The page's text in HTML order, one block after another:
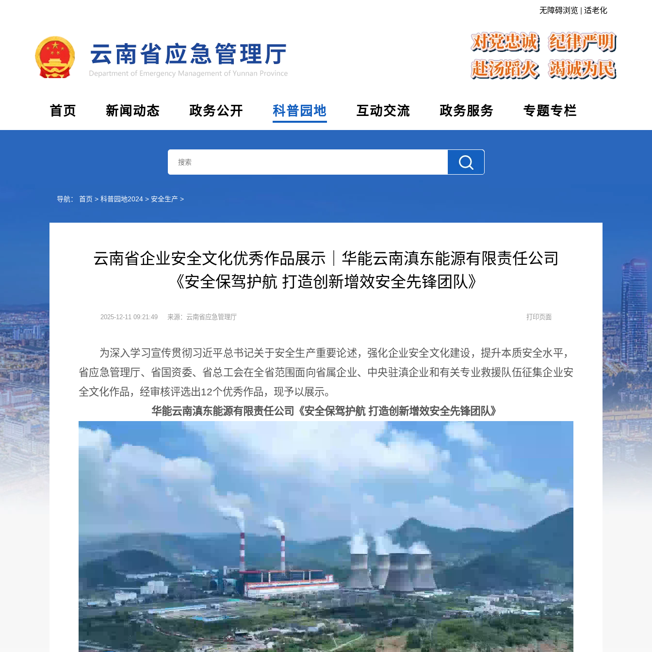
无障碍浏览 适老化
首页 新闻动态 政务公开 科普园地 互动交流 政务服务 专题专栏
导航： 首页 > 科普园地2024 > 安全生产 >
云南省企业安全文化优秀作品展示｜华能云南滇东能源有限责任公司
《安全保驾护航 打造创新增效安全先锋团队》
2025-12-11 09:21:49 来源：云南省应急管理厅
为深入学习宣传贯彻习近平总书记关于安全生产重要论述，强化企业安全文化建设，提升本质安全水平，
省应急管理厅、省国资委、省总工会在全省范围面向省属企业、中央驻滇企业和有关专业救援队伍征集企业安
全文化作品，经审核评选出12个优秀作品，现予以展示。
华能云南滇东能源有限责任公司《安全保驾护航 打造创新增效安全先锋团队》